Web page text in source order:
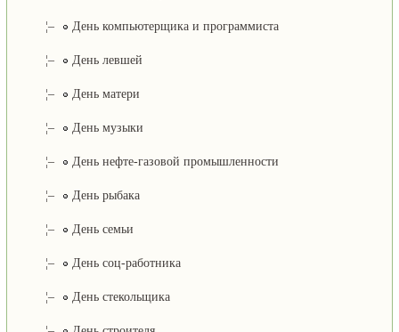
¦– День компьютерщика и программиста
¦– День левшей
¦– День матери
¦– День музыки
¦– День нефте-газовой промышленности
¦– День рыбака
¦– День семьи
¦– День соц-работника
¦– День стекольщика